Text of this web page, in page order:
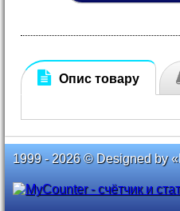
Опис товару
1999 - 2026 © Designed by